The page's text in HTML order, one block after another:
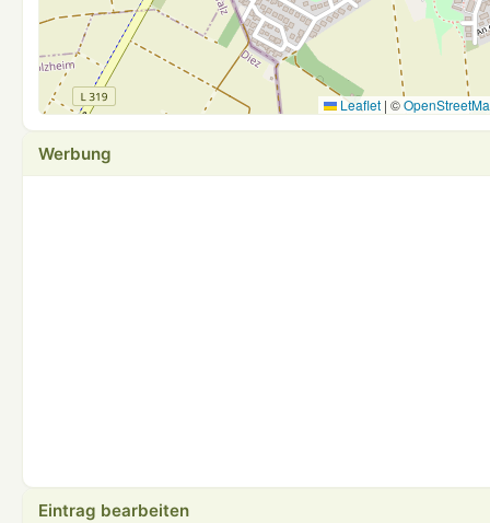
Leaflet | ©
Werbung
Eintrag bearbeiten